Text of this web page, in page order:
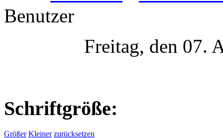
Benutzer
Freitag, den 07.
Schriftgröße:
Größer Kleiner zurücksetzen